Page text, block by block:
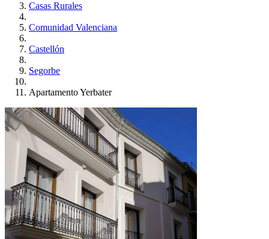
Casas Rurales
Comunidad Valenciana
Castellón
Segorbe
Apartamento Yerbater